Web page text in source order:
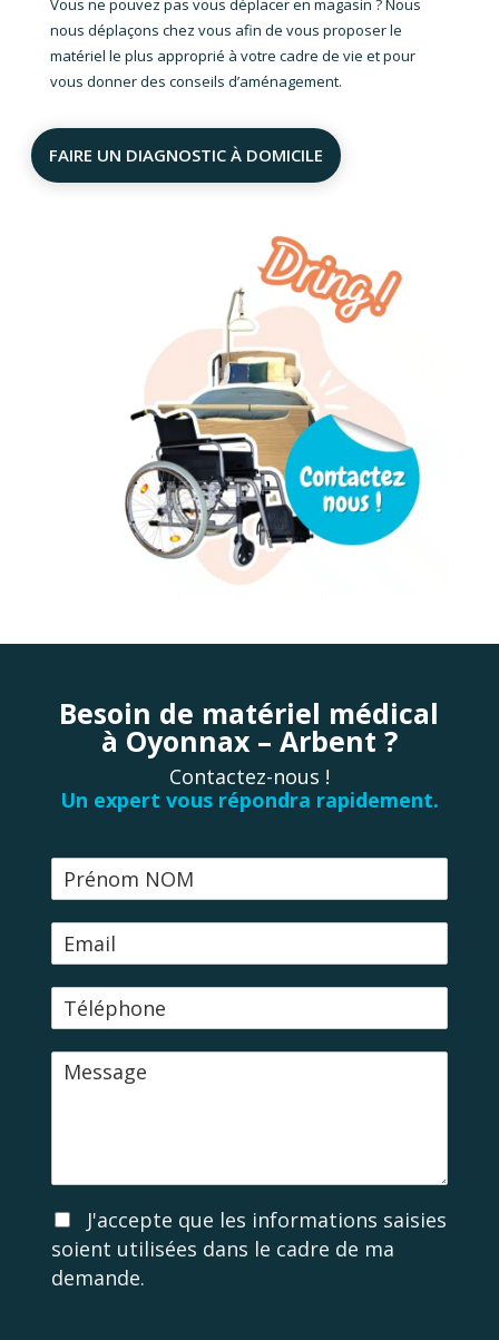
Vous ne pouvez pas vous déplacer en magasin ? Nous
nous déplaçons chez vous afin de vous proposer le
matériel le plus approprié à votre cadre de vie et pour
vous donner des conseils d’aménagement.
FAIRE UN DIAGNOSTIC À DOMICILE
Besoin de matériel médical
à Oyonnax – Arbent ?
Contactez-nous !
Un expert vous répondra rapidement.
M
A
c
c
o
J'accepte que les informations saisies
soient utilisées dans le cadre de ma
demande.